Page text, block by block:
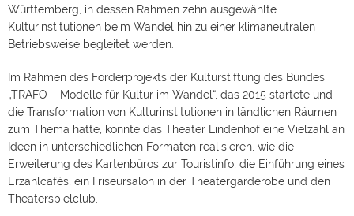
Württemberg, in dessen Rahmen zehn ausgewählte
Kulturinstitutionen beim Wandel hin zu einer klimaneutralen
Betriebsweise begleitet werden.
Im Rahmen des Förderprojekts der Kulturstiftung des Bundes
„TRAFO – Modelle für Kultur im Wandel“, das 2015 startete und
die Transformation von Kulturinstitutionen in ländlichen Räumen
zum Thema hatte, konnte das Theater Lindenhof eine Vielzahl an
Ideen in unterschiedlichen Formaten realisieren, wie die
Erweiterung des Kartenbüros zur Touristinfo, die Einführung eines
Erzählcafés, ein Friseursalon in der Theatergarderobe und den
Theaterspielclub.